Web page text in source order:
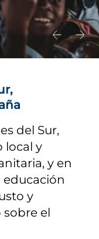
del Sur,
local y
y en
educación
y
el